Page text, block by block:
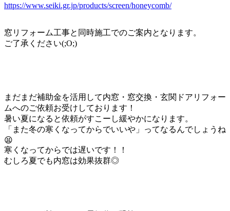
https://www.seiki.gr.jp/products/screen/honeycomb/
窓リフォーム工事と同時施工でのご案内となります。
ご了承ください(;O;)
まだまだ補助金を活用して内窓・窓交換・玄関ドアリフォー
ムへのご依頼お受けしております！
暑い夏になると依頼がすこーし緩やかになります。
「また冬の寒くなってからでいいや」ってなるんでしょうね
😫
寒くなってからでは遅いです！！
むしろ夏でも内窓は効果抜群◎